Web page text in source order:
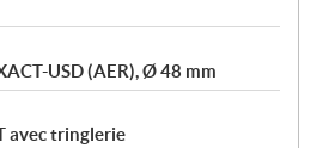
USD (AER), Ø 48 mm
avec tringlerie